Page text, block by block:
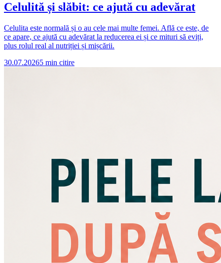
Celulită și slăbit: ce ajută cu adevărat
Celulita este normală și o au cele mai multe femei. Află ce este, de
ce apare, ce ajută cu adevărat la reducerea ei și ce mituri să eviți,
plus rolul real al nutriției și mișcării.
30.07.20265 min citire